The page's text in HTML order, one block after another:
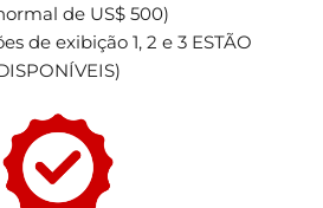
de US$ 500)
de exibição 1, 2 e 3 ESTÃO